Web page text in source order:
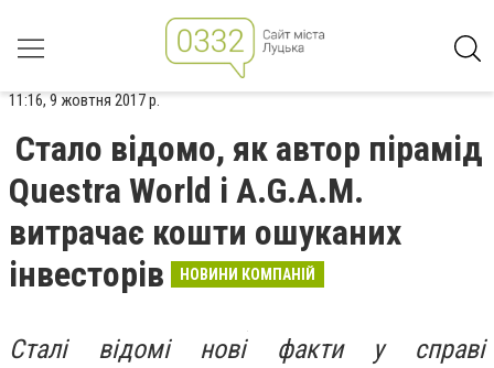
11:16, 9 жовтня 2017 р.
Стало відомо, як автор пірамід
Questra World і A.G.A.M.
витрачає кошти ошуканих
інвесторів
НОВИНИ КОМПАНІЙ
Сталі відомі нові факти у справі